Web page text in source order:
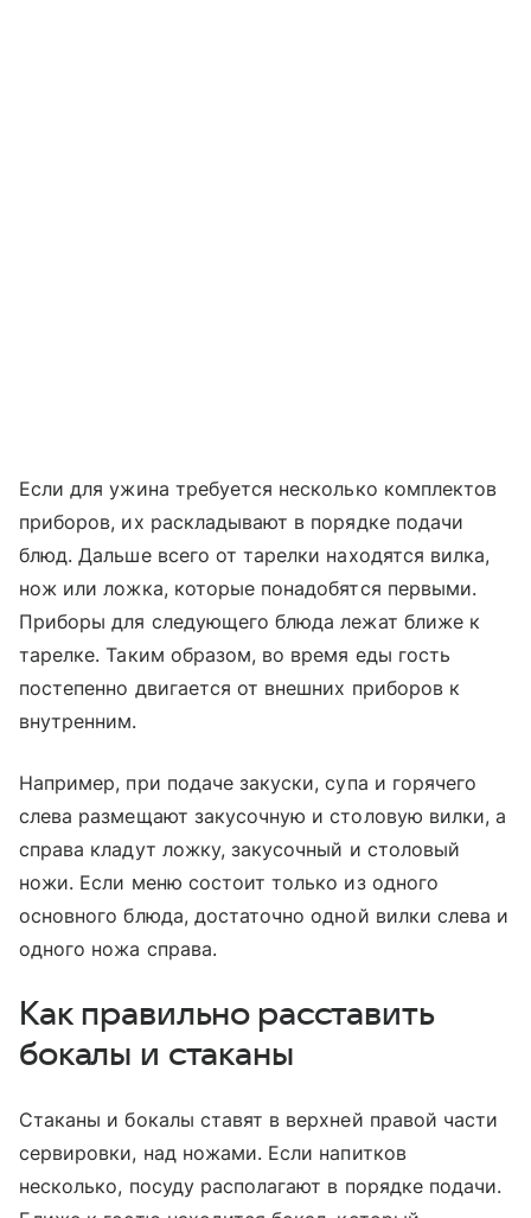
Если для ужина требуется несколько комплектов
приборов, их раскладывают в порядке подачи
блюд. Дальше всего от тарелки находятся вилка,
нож или ложка, которые понадобятся первыми.
Приборы для следующего блюда лежат ближе к
тарелке. Таким образом, во время еды гость
постепенно двигается от внешних приборов к
внутренним.
Например, при подаче закуски, супа и горячего
слева размещают закусочную и столовую вилки, а
справа кладут ложку, закусочный и столовый
ножи. Если меню состоит только из одного
основного блюда, достаточно одной вилки слева и
одного ножа справа.
Как правильно расставить
бокалы и стаканы
Стаканы и бокалы ставят в верхней правой части
сервировки, над ножами. Если напитков
несколько, посуду располагают в порядке подачи.